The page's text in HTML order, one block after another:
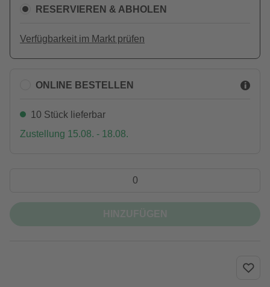
RESERVIEREN & ABHOLEN
Verfügbarkeit im Markt prüfen
ONLINE BESTELLEN
10 Stück lieferbar
Zustellung 15.08. - 18.08.